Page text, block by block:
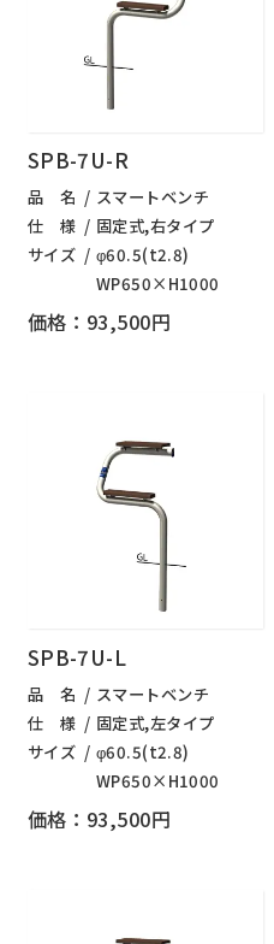
SPB-7U-R
品 名
スマートベンチ
仕 様
固定式,右タイプ
サイズ
φ60.5(t2.8)
WP650×H1000
価格：93,500円
SPB-7U-L
品 名
スマートベンチ
仕 様
固定式,左タイプ
サイズ
φ60.5(t2.8)
WP650×H1000
価格：93,500円